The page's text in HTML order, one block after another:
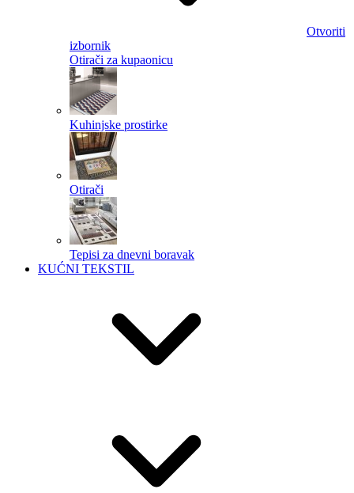
Otvoriti
izbornik
Otirači za kupaonicu
Kuhinjske prostirke
Otirači
Tepisi za dnevni boravak
KUĆNI TEKSTIL